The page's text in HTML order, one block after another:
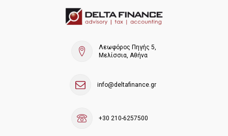
Λεωφόρος Πηγής 5,
Μελίσσια, Αθήνα
info@deltafinance.gr
+30 210-6257500